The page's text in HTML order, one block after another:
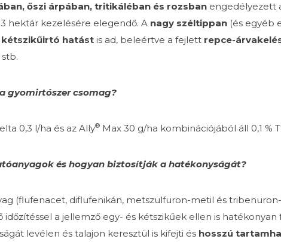
őszi árpában, tritikáléban és rozsbanengedélyezett
hektár kezelésére elegendő. A nagy széltippan(és egyéb
kétszikűirtó hatástis ad, beleértve a fejlett repce-
gyomirtószer csomag?
0,3 l/ha és az Ally®Max 30 g/ha kombinációjából áll 0,1 %
és hogyan biztosítják a hatékonyságát?
(flufenacet, diflufenikán, metszulfuron-metil és
időzítéssel a jellemző egy- és kétszikűek ellen is
levélen és talajon keresztül is kifejti és hosszú